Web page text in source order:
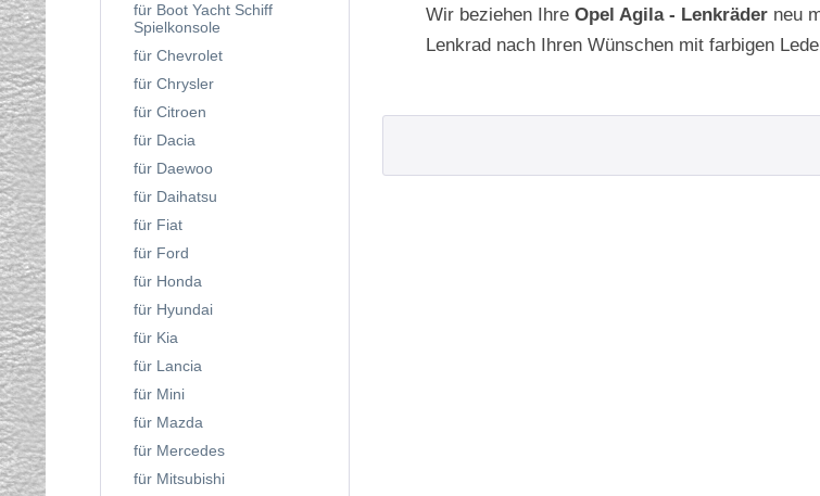
für Boot Yacht Schiff
Spielkonsole
für Chevrolet
für Chrysler
für Citroen
für Dacia
für Daewoo
für Daihatsu
für Fiat
für Ford
für Honda
für Hyundai
für Kia
für Lancia
für Mini
für Mazda
für Mercedes
für Mitsubishi
Wir beziehen Ihre Opel Agila - Lenkräder neu
Lenkrad nach Ihren Wünschen mit farbigen